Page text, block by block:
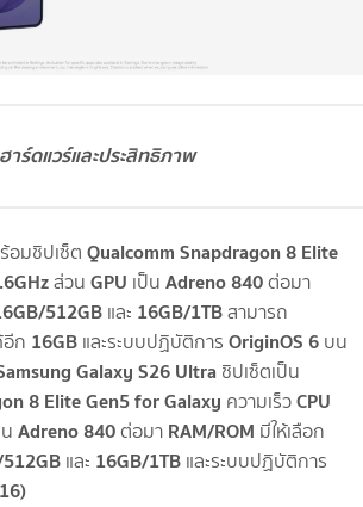
ฮาร์ดแวร์และประสิทธิภาพ
อมชิปเซ็ต Qualcomm Snapdragon 8 Elite
ส่วน GPU เป็น Adreno 840ต่อมา
512GB และ 16GB/1TBสามารถ
อีก 16GB และระบบปฏิบัติการ OriginOS 6 บน
Galaxy S26 Ultra ชิปเซ็ตเป็น
8 Elite Gen5 for Galaxy ความเร็วCPU
Adreno 840ต่อมา RAM/ROM มีให้เลือก
และ 16GB/1TB และระบบปฏิบัติการ